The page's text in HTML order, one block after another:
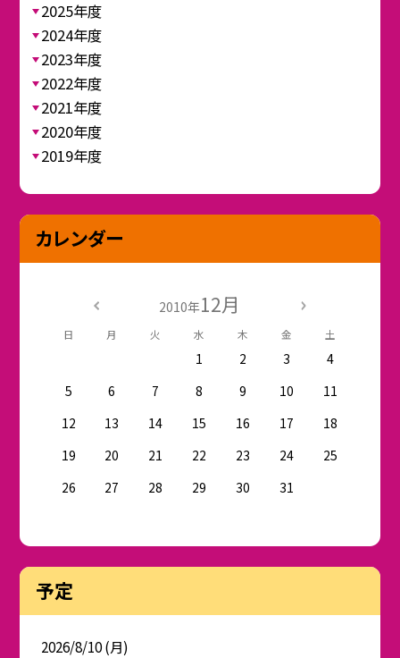
2025年度
2024年度
2023年度
2022年度
2021年度
2020年度
2019年度
カレンダー
2010年12月
日 月 火 水 木 金 土
1 2 3
4
5
6 7 8 9 10
11
12
13 14 15 16 17
18
19
20 21 22 23 24
25
26
27 28 29 30 31
予定
2026/8/10 (月)